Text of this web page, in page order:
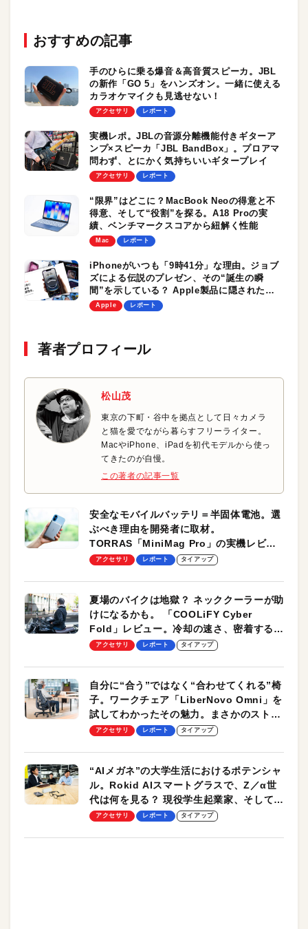
おすすめの記事
手のひらに乗る爆音＆高音質スピーカ。JBL
の新作「GO 5」をハンズオン。一緒に使える
カラオケマイクも見逃せない！
アクセサリ レポート
実機レポ。JBLの音源分離機能付きギターア
ンプ×スピーカ「JBL BandBox」。プロアマ
問わず、とにかく気持ちいいギタープレイ
アクセサリ レポート
“限界”はどこに？MacBook Neoの得意と不
得意、そして“役割”を探る。A18 Proの実
績、ベンチマークスコアから紐解く性能
Mac レポート
iPhoneがいつも「9時41分」な理由。ジョブ
ズによる伝説のプレゼン、その“誕生の瞬
間”を示している？ Apple製品に隠されたさ
まざまな時刻
Apple レポート
著者プロフィール
松山茂
東京の下町・谷中を拠点として日々カメラ
と猫を愛でながら暮らすフリーライター。
MacやiPhone、iPadを初代モデルから使っ
てきたのが自慢。
この著者の記事一覧
安全なモバイルバッテリ＝半固体電池。選
ぶべき理由を開発者に取材。
TORRAS「MiniMag Pro」の実機レビュ
ーも
アクセサリ レポート タイアップ
夏場のバイクは地獄？ ネッククーラーが助
けになるかも。 「COOLiFY Cyber
Fold」レビュー。冷却の速さ、密着する冷
却プレート、シンプルな操作性がグッド！
アクセサリ レポート タイアップ
自分に“合う”ではなく“合わせてくれる”椅
子。ワークチェア「LiberNovo Omni」を
試してわかったその魅力。まさかのストレ
ッチ機能も搭載
アクセサリ レポート タイアップ
“AIメガネ”の大学生活におけるポテンシャ
ル。Rokid AIスマートグラスで、Z／α世
代は何を見る？ 現役学生起業家、そして教
授による体験会レポート【PR】
アクセサリ レポート タイアップ